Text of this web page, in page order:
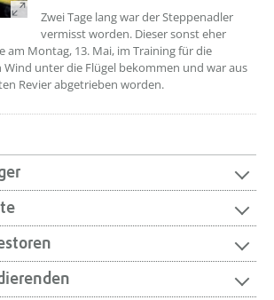
Zwei Tage lang war der Steppenadler
vermisst worden. Dieser sonst eher
am Montag, 13. Mai, im Training für die
unter die Flügel bekommen und war aus
Revier abgetrieben worden.